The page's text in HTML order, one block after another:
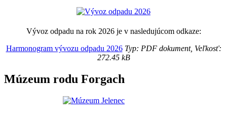
Vývoz odpadu na rok 2026 je v nasledujúcom odkaze:
Harmonogram vývozu odpadu 2026Typ: PDF dokument, Veľkosť:
272.45 kB
Múzeum rodu Forgach